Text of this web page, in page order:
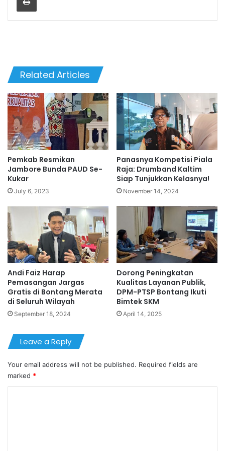
Related Articles
Pemkab Resmikan
Jambore Bunda PAUD Se-
Kukar
July 6, 2023
Panasnya Kompetisi Piala
Raja: Drumband Kaltim
Siap Tunjukkan Kelasnya!
November 14, 2024
Andi Faiz Harap
Pemasangan Jargas
Gratis di Bontang Merata
di Seluruh Wilayah
September 18, 2024
Dorong Peningkatan
Kualitas Layanan Publik,
DPM-PTSP Bontang Ikuti
Bimtek SKM
April 14, 2025
Leave a Reply
Your email address will not be published. Required fields are
marked *